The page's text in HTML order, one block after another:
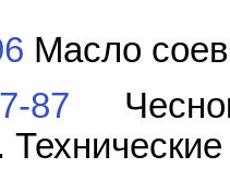
Масло
87